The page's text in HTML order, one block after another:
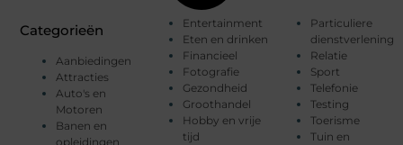
Categorieën
Aanbiedingen
Attracties
Auto's en
Motoren
Banen en
opleidingen
Entertainment
Eten en drinken
Financieel
Fotografie
Gezondheid
Groothandel
Hobby en vrije
tijd
Particuliere
dienstverlening
Relatie
Sport
Telefonie
Testing
Toerisme
Tuin en